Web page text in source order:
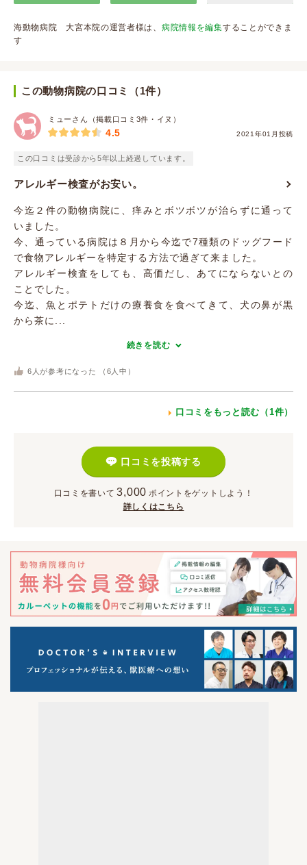
海動物病院 大宮本院の運営者様は、 病院情報を編集することができま
す
この動物病院の口コミ（1件）
ミューさん（掲載口コミ3件・イヌ）
2021年01月投稿
4.5
この口コミは受診から5年以上経過しています。
アレルギー検査がお安い。
今迄２件の動物病院に、痒みとボツボツが治らずに通って
いました。
今、通っている病院は８月から今迄で7種類のドッグフード
で食物アレルギーを特定する方法で過ぎて来ました。
アレルギー検査をしても、高価だし、あてにならないとの
ことでした。
今迄、魚とポテトだけの療養食を食べてきて、犬の鼻が黒
から茶に...
続きを読む
6 人が参考になった （ 6 人中）
口コミをもっと読む（1件）
口コミを投稿する
口コミを書いて 3,000 ポイント をゲットしよう！
詳しくはこちら